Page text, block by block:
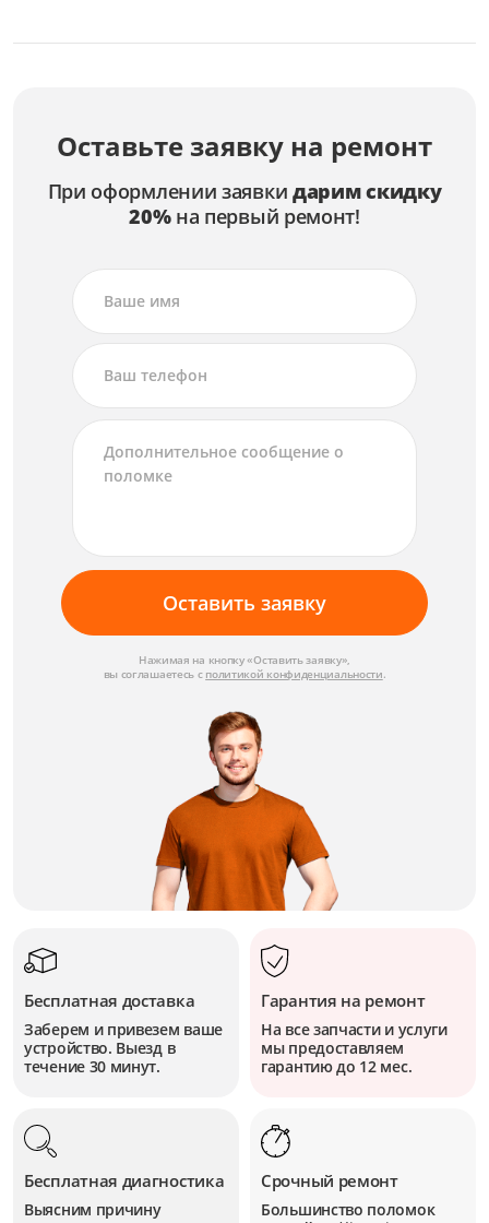
Оставьте заявку на ремонт
При оформлении заявки дарим скидку
20%на первый ремонт!
Оставить заявку
Нажимая на кнопку «Оставить заявку»,
вы соглашаетесь с политикой конфиденциальности.
Бесплатная доставка
Заберем и привезем ваше
устройство. Выезд в
течение 30 минут.
Гарантия на ремонт
На все запчасти и услуги
мы предоставляем
гарантию до 12 мес.
Бесплатная диагностика
Выясним причину
Срочный ремонт
Большинство поломок